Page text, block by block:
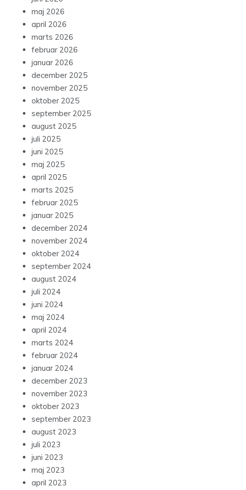
maj 2026
april 2026
marts 2026
februar 2026
januar 2026
december 2025
november 2025
oktober 2025
september 2025
august 2025
juli 2025
juni 2025
maj 2025
april 2025
marts 2025
februar 2025
januar 2025
december 2024
november 2024
oktober 2024
september 2024
august 2024
juli 2024
juni 2024
maj 2024
april 2024
marts 2024
februar 2024
januar 2024
december 2023
november 2023
oktober 2023
september 2023
august 2023
juli 2023
juni 2023
maj 2023
april 2023